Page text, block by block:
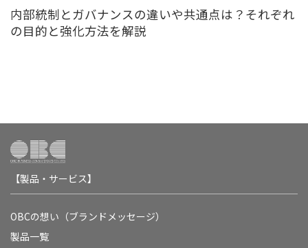
内部統制とガバナンスの違いや共通点は？それぞれ
の目的と強化方法を解説
【製品・サービス】
OBCの想い（ブランドメッセージ）
製品一覧